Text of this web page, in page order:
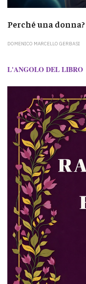
Perché una donna?
DOMENICO MARCELLO GERBASI
L'ANGOLO DEL LIBRO